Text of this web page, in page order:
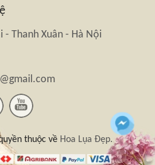
- Thanh Xuân - Hà Nội
thuộc về Hoa Lụa Đẹp.